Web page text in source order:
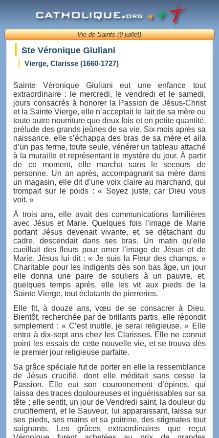
Vie de Saints (9 juillet)
Ste Véronique Giuliani
Vierge, Clarisse (1660-1727)
Sainte Véronique Giuliani eut une enfance tout
extraordinaire : le mercredi, le vendredi et le samedi,
jours consacrés à honorer la Passion de Jésus-Christ
et la Sainte Vierge, elle n’acceptait le lait de sa mère ou
toute autre nourriture que deux fois et en petite quantité,
prélude des grands jeûnes de sa vie. Six mois après sa
naissance, elle s’échappa des bras de sa mère et alla
d’un pas ferme, toute seule, vénérer un tableau attaché
à la muraille et représentant le mystère du jour. À partir
de ce moment, elle marcha sans le secours de
personne. Un an après, accompagnant sa mère dans
un magasin, elle dit d’une voix claire au marchand, qui
trompait sur le poids : « Soyez juste, car Dieu vous
voit. »
À trois ans, elle avait des communications familières
avec Jésus et Marie. Quelques fois l’image de Marie
portant Jésus devenait vivante, et, se détachant du
cadre, descendait dans ses bras. Un matin qu’elle
cueillait des fleurs pour orner l’image de Jésus et de
Marie, Jésus lui dit : « Je suis la Fleur des champs. »
Charitable pour les indigents dès son bas âge, un jour
elle donna une paire de souliers à un pauvre, et,
quelques temps après, elle les vit aux pieds de la
Sainte Vierge, tout éclatants de pierreries.
Elle fit, à douze ans, vœu de se consacrer à Dieu.
Bientôt, recherchée par de brillants partis, elle répondit
simplement : « C’est inutile, je serai religieuse. » Elle
entra à dix-sept ans chez les Clarisses. Elle ne connut
point les essais de cette nouvelle vie, et se trouva dès
le premier jour religieuse parfaite.
Sa grâce spéciale fut de porter en elle la ressemblance
de Jésus crucifié, dont elle méditait sans cesse la
Passion. Elle eut son couronnement d’épines, qui
laissa des traces douloureuses et inguérissables sur sa
tête ; elle sentit, un jour de Vendredi saint, la douleur du
crucifiement, et le Sauveur, lui apparaissant, laissa sur
ses pieds, ses mains et sa poitrine, des stigmates tout
saignants. Les grâces extraordinaires que reçut